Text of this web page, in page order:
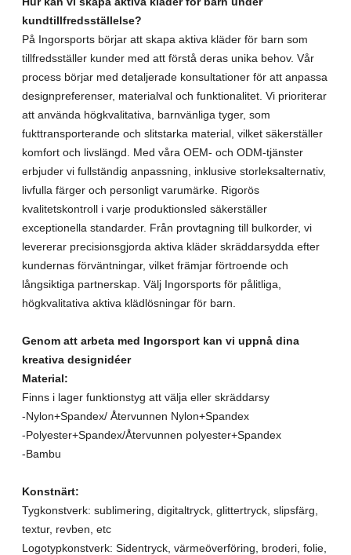
kundtillfredsställelse?
På Ingorsports börjar att skapa aktiva kläder för barn som
tillfredsställer kunder med att förstå deras unika behov. Vår
process börjar med detaljerade konsultationer för att anpassa
designpreferenser, materialval och funktionalitet. Vi prioriterar
att använda högkvalitativa, barnvänliga tyger, som
fukttransporterande och slitstarka material, vilket säkerställer
komfort och livslängd. Med våra OEM- och ODM-tjänster
erbjuder vi fullständig anpassning, inklusive storleksalternativ,
livfulla färger och personligt varumärke. Rigorös
kvalitetskontroll i varje produktionsled säkerställer
exceptionella standarder. Från provtagning till bulkorder, vi
levererar precisionsgjorda aktiva kläder skräddarsydda efter
kundernas förväntningar, vilket främjar förtroende och
långsiktiga partnerskap. Välj Ingorsports för pålitliga,
högkvalitativa aktiva klädlösningar för barn.
Genom att arbeta med Ingorsport kan vi uppnå dina
kreativa designidéer
Material:
Finns i lager funktionstyg att välja eller skräddarsy
-Nylon+Spandex/ Återvunnen Nylon+Spandex
-Polyester+Spandex/Återvunnen polyester+Spandex
-Bambu
Konstnärt:
Tygkonstverk: sublimering, digitaltryck, glittertryck, slipsfärg,
textur, revben, etc
Logotypkonstverk: Sidentryck, värmeöverföring, broderi, folie,